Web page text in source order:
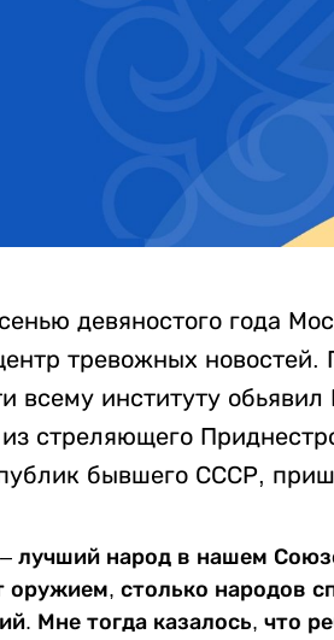
девяностого года
тревожных
всему институту
стреляющего
бывшего СССР,
– лучший народ в нашем
оружием, столько народов
Мне тогда казалось, что